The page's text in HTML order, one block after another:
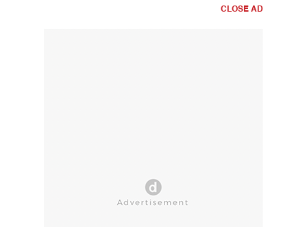
CLOSE AD